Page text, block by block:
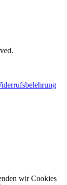
wir Cookies